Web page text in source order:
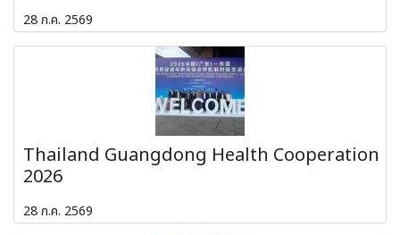
28 ก.ค. 2569
Thailand Guangdong Health Cooperation
2026
28 ก.ค. 2569